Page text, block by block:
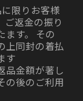
限りお客様
返金の振り
ます。 その
上同封の着払
す
品金額が著し
の後のご利用